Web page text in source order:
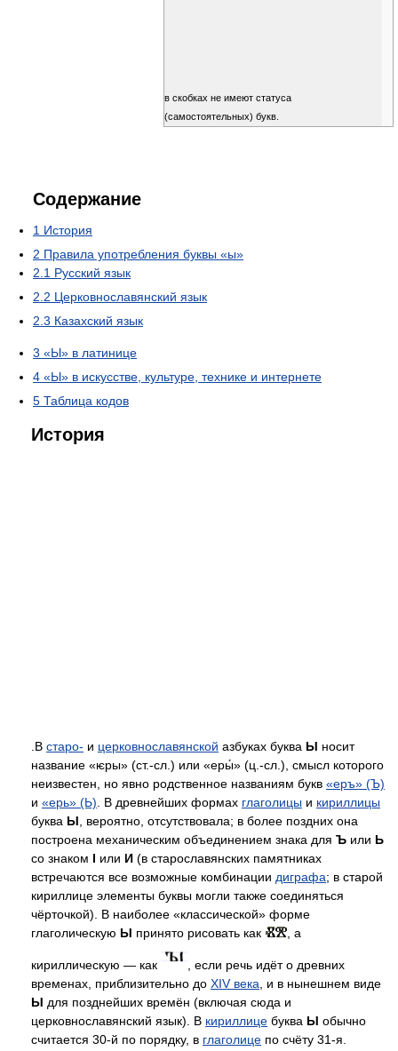
в скобках не имеют статуса
(самостоятельных) букв.
Содержание
1 История
2 Правила употребления буквы «ы»
2.1 Русский язык
2.2 Церковнославянский язык
2.3 Казахский язык
3 «Ы» в латинице
4 «Ы» в искусстве, культуре, технике и интернете
5 Таблица кодов
История
.В старо- и церковнославянской азбуках буква Ы носит
название «ѥры» (ст.-сл.) или «еры́» (ц.-сл.), смысл которого
неизвестен, но явно родственное названиям букв «еръ» (Ъ)
и «ерь» (Ь) . В древнейших формах глаголицы и кириллицы
буква Ы , вероятно, отсутствовала; в более поздних она
построена механическим объединением знака для Ъ или Ь
со знаком І или И (в старославянских памятниках
встречаются все возможные комбинации диграфа; в старой
кириллице элементы буквы могли также соединяться
чёрточкой). В наиболее «классической» форме
глаголическую Ы принято рисовать как , а
кириллическую — как
, если речь идёт о древних
временах, приблизительно до XIV века , и в нынешнем виде
Ы для позднейших времён (включая сюда и
церковнославянский язык). В кириллице буква Ы обычно
считается 30-й по порядку, в глаголице по счёту 31-я.